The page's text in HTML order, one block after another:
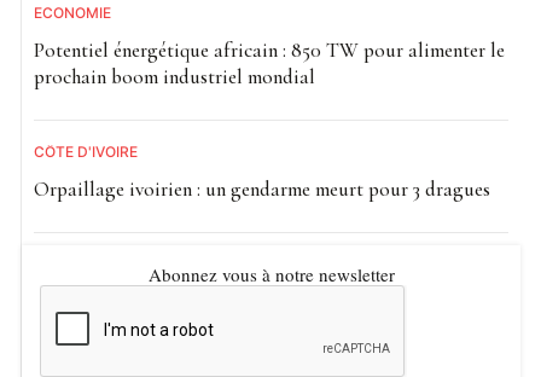
ECONOMIE
Potentiel énergétique africain : 850 TW pour alimenter le
prochain boom industriel mondial
CÔTE D'IVOIRE
Orpaillage ivoirien : un gendarme meurt pour 3 dragues
Abonnez vous à notre newsletter